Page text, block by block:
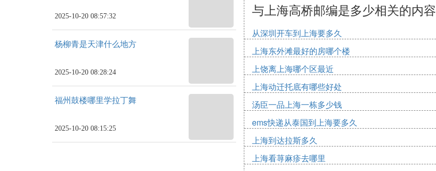
2025-10-20 08:57:32
杨柳青是天津什么地方
2025-10-20 08:28:24
福州鼓楼哪里学拉丁舞
2025-10-20 08:15:25
与上海高桥邮编是多少相关的内容
从深圳开车到上海要多久
上海东外滩最好的房哪个楼
上饶离上海哪个区最近
上海动迁托底有哪些好处
汤臣一品上海一栋多少钱
ems快递从泰国到上海要多久
上海到达拉斯多久
上海看荨麻疹去哪里